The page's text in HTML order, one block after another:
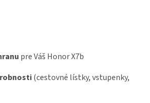
pre Váš Honor X7b
(cestovné lístky, vstupenky,